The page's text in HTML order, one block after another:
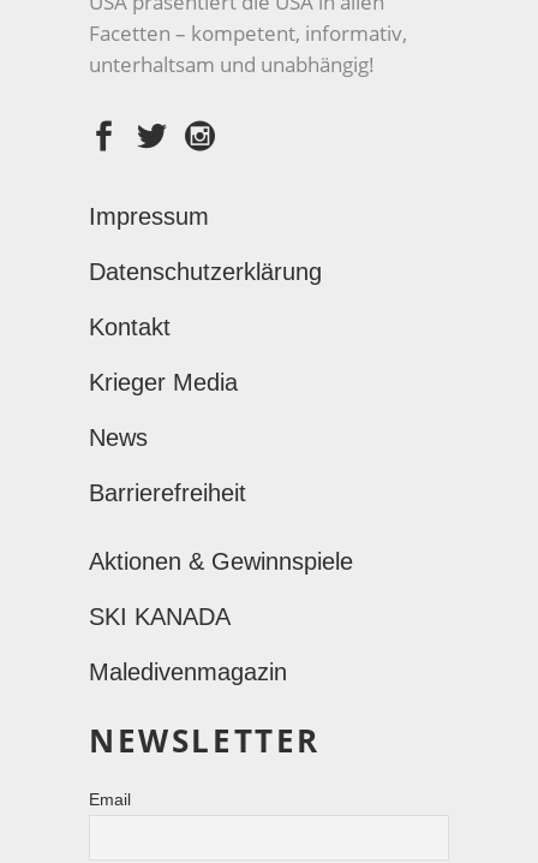
Facetten – kompetent, informativ,
unterhaltsam und unabhängig!
Impressum
Datenschutzerklärung
Kontakt
Krieger Media
News
Barrierefreiheit
Aktionen & Gewinnspiele
SKI KANADA
Maledivenmagazin
NEWSLETTER
Email